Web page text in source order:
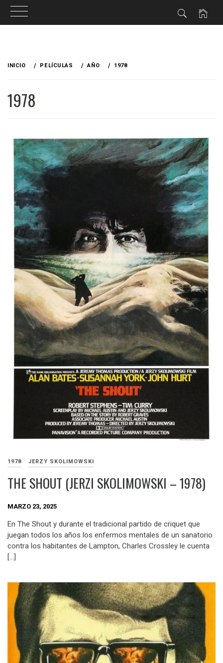
INICIO PELÍCULAS AÑO 1978
1978
1978 JERZY SKOLIMOWSKI
THE SHOUT (JERZI SKOLIMOWSKI – 1978)
MARZO 23, 2025
En The Shout y durante el tradicional partido de criquet que
juegan todos los años los enfermos mentales de un sanatorio
contra los habitantes de Lampton, Charles Crossley le cuenta
[…]